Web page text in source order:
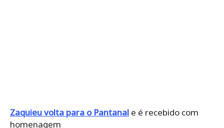
Zaquieu volta para o Pantanal e é recebido com
homenagem